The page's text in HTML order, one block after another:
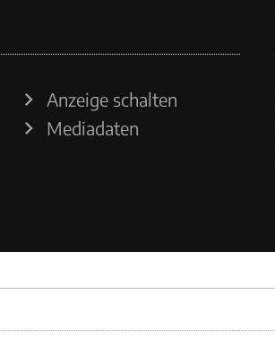
Anzeige schalten
Mediadaten